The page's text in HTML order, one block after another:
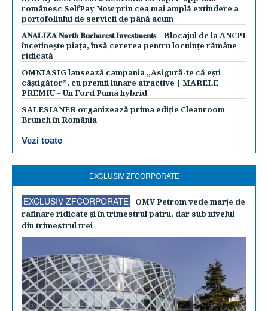
românesc SelfPay Now prin cea mai amplă extindere a
portofoliului de servicii de până acum
𝐀𝐍𝐀𝐋𝐈𝐙𝐀 𝐍𝐨𝐫𝐭𝐡 𝐁𝐮𝐜𝐡𝐚𝐫𝐞𝐬𝐭 𝐈𝐧𝐯𝐞𝐬𝐭𝐦𝐞𝐧𝐭𝐬 | Blocajul de la ANCPI
încetinește piața, însă cererea pentru locuințe rămâne
ridicată
OMNIASIG lansează campania „Asigură-te că ești
câștigător”, cu premii lunare atractive | MARELE
PREMIU – Un Ford Puma hybrid
SALESIANER organizează prima ediție Cleanroom
Brunch în România
Vezi toate
EXCLUSIV ZFCORPORATE
EXCLUSIV ZFCORPORATE
OMV Petrom vede marje de
rafinare ridicate şi în trimestrul patru, dar sub nivelul
din trimestrul trei